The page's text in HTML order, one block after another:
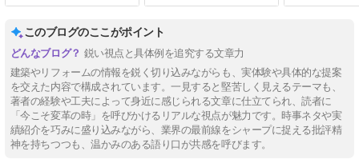
このブログのここがポイント
鋭い視点と具体例を追究する文章力
建築やリフォームの情報を鋭く切り込みながらも、実体験や具体的な提案
を交えた内容で構成されています。一見すると堅苦しく見えるテーマも、
著者の経験や工夫によって身近に感じられる文章に仕立てられ、読者に
「今こそ変革の時」を呼びかけるリアルな視点が魅力です。時事ネタや実
績紹介を巧みに盛り込みながら、業界の最前線をシャープに捉える批評精
神を持ちつつも、温かみのある語り口が共感を呼びます。